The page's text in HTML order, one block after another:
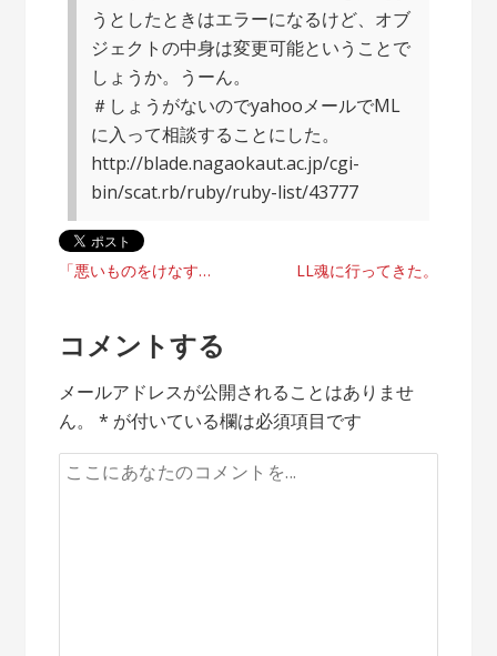
うとしたときはエラーになるけど、オブ
ジェクトの中身は変更可能ということで
しょうか。うーん。
＃しょうがないのでyahooメールでML
に入って相談することにした。
http://blade.nagaokaut.ac.jp/cgi-
bin/scat.rb/ruby/ruby-list/43777
投
ナ
ビ
ゲ
ー
「悪いものをけなすことに貴重な時間を費やさない」/ブレスター LL魂に行ってきた。
コメントする
メールアドレスが公開されることはありませ
ん。
* が付いている欄は必須項目です